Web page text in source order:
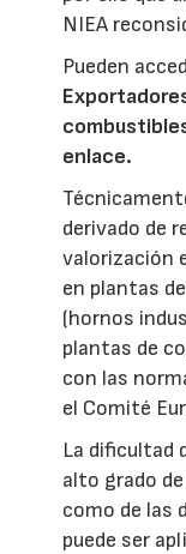
NIEA
Pueden
enlace.
derivado de
valorización
en plantas
(hornos
plantas de
con las
el Comité
La dificultad
alto grado
como de las
puede ser